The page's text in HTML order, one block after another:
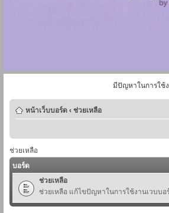
มีปัญหาในการใช้
หน้าเว็บบอร์ด ‹ ช่วยเหลือ
ช่วยเหลือ
บอร์ด
ช่วยเหลือ
ช่วยเหลือ แก้ไขปัญหาในการใช้งานเวบบอ